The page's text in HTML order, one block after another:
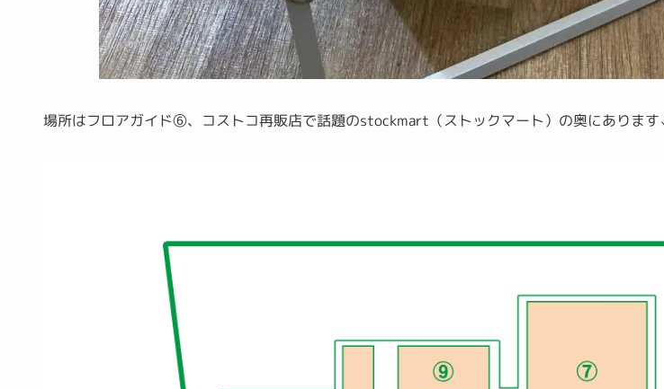
場所はフロアガイド⑥、コストコ再販店で話題のstockmart（ストックマート）の奥にあります